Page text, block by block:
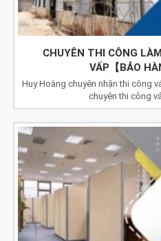
CHUYÊN THI CÔNG
VẤP【BẢO
Huy Hoàng chuyên nhận thi công
chuyên thi công